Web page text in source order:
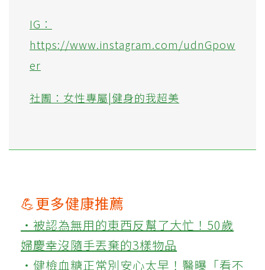
IG：
https://www.instagram.com/udnGpow
er
社團：女性專屬|健身的我超美
💪更多健康推薦
‧被認為無用的東西反幫了大忙！50歲
婦慶幸沒隨手丟棄的3樣物品
‧健檢血糖正常別安心太早！醫曝「看不